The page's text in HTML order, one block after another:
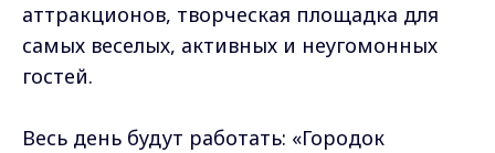
аттракционов, творческая площадка для
самых веселых, активных и неугомонных
гостей.
Весь день будут работать: «Городок